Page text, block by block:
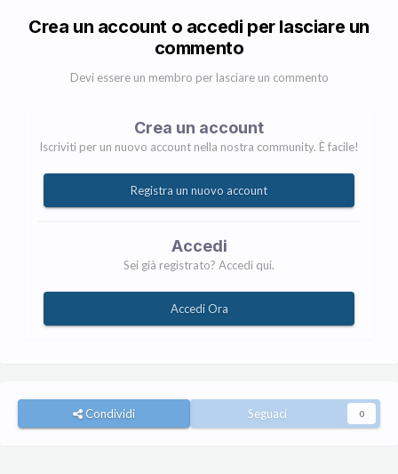
Crea un account o accedi per lasciare un
commento
Devi essere un membro per lasciare un commento
Crea un account
Iscriviti per un nuovo account nella nostra community. È facile!
Registra un nuovo account
Accedi
Sei già registrato? Accedi qui.
Accedi Ora
Condividi Seguaci 0